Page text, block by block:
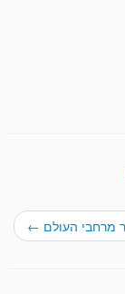
מרחבי העולם ←